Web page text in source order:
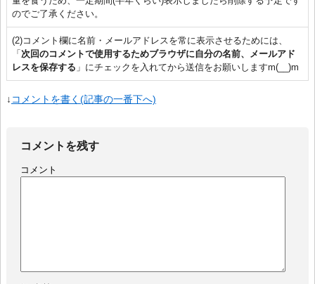
のでご了承ください。
(2)コメント欄に名前・メールアドレスを常に表示させるためには、
「次回のコメントで使用するためブラウザに自分の名前、メールアド
レスを保存する 」にチェックを入れてから送信をお願いしますm(__)m
↓ コメントを書く(記事の一番下へ)
コメントを残す
コメント